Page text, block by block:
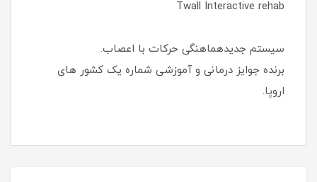
Twall Interactive rehab
سیستم جدیدهماهنگی حرکات با اعصاب.
برنده جوایز درمانی و آموزشی شماره یک کشور های
اروپا.